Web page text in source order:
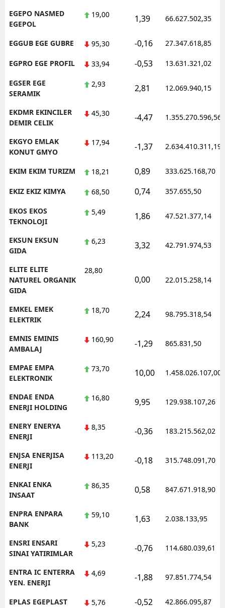
EGEPO NASMED
EGEPOL
19,00 1,39 66.627.502,35
EGGUB EGE GUBRE 95,30 -0,16 27.347.618,85
EGPRO EGE PROFIL 33,94 -0,53 13.631.321,02
EGSER EGE
SERAMIK
2,93 2,81 12.069.940,15
EKDMR EKINCILER
DEMIR CELIK
45,30 -4,47 1.355.270.596,56
EKGYO EMLAK
KONUT GMYO
17,94 -1,37 2.634.410.311,19
EKIM EKIM TURIZM 18,21 0,89 333.625.168,70
EKIZ EKIZ KIMYA 68,50 0,74 357.655,50
EKOS EKOS
TEKNOLOJI
5,49 1,86 47.521.377,14
EKSUN EKSUN
GIDA
6,23 3,32 42.791.974,53
ELITE ELITE
NATUREL ORGANIK
GIDA
28,80
0,00 22.015.258,14
EMKEL EMEK
ELEKTRIK
18,70 2,24 98.795.318,54
EMNIS EMINIS
AMBALAJ
160,90 -1,29 865.831,50
EMPAE EMPA
ELEKTRONIK
73,70 10,00 1.458.026.107,00
ENDAE ENDA
ENERJI HOLDING
16,80 9,95 129.938.107,26
ENERY ENERYA
ENERJI
8,35 -0,36 183.215.562,02
ENJSA ENERJISA
ENERJI
113,20 -0,18 315.748.091,70
ENKAI ENKA
INSAAT
86,35 0,58 847.671.918,90
ENPRA ENPARA
BANK
59,10 1,63 2.038.133,95
ENSRI ENSARI
SINAI YATIRIMLAR
5,23 -0,76 114.680.039,61
ENTRA IC ENTERRA
YEN. ENERJI
4,69 -1,88 97.851.774,54
EPLAS EGEPLAST 5,76 -0,52 42.866.095,87